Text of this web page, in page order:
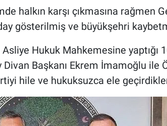
halkın karşı çıkmasına rağmen
gösterilmiş ve büyükşehri
Hukuk Mahkemesine yaptığı
Başkanı Ekrem İmamoğlu ile
hile ve hukuksuzca ele